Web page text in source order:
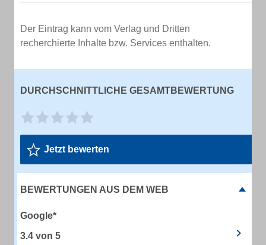
Der Eintrag kann vom Verlag und Dritten
recherchierte Inhalte bzw. Services enthalten.
DURCHSCHNITTLICHE GESAMTBEWERTUNG
Jetzt bewerten
BEWERTUNGEN AUS DEM WEB
Google*
3.4 von 5